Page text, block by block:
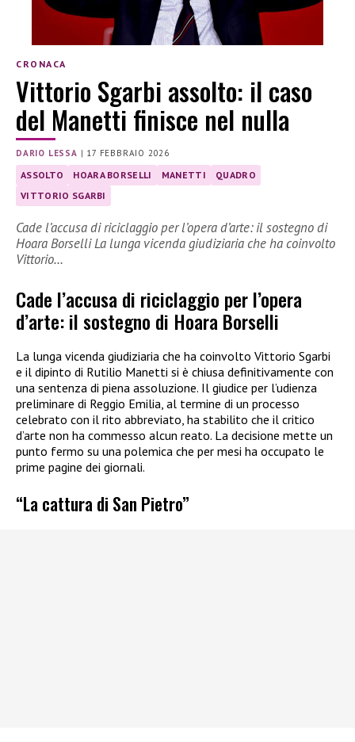
CRONACA
Vittorio Sgarbi assolto: il caso
del Manetti finisce nel nulla
DARIO LESSA | 17 FEBBRAIO 2026
ASSOLTO HOARA BORSELLI MANETTI
QUADRO
VITTORIO SGARBI
Cade l’accusa di riciclaggio per l’opera d’arte: il sostegno di
Hoara Borselli La lunga vicenda giudiziaria che ha coinvolto
Vittorio…
Cade l’accusa di riciclaggio per l’opera
d’arte: il sostegno di Hoara Borselli
La lunga vicenda giudiziaria che ha coinvolto Vittorio Sgarbi
e il dipinto di Rutilio Manetti si è chiusa definitivamente con
una sentenza di piena assoluzione. Il giudice per l’udienza
preliminare di Reggio Emilia, al termine di un processo
celebrato con il rito abbreviato, ha stabilito che il critico
d’arte non ha commesso alcun reato. La decisione mette un
punto fermo su una polemica che per mesi ha occupato le
prime pagine dei giornali.
“La cattura di San Pietro”